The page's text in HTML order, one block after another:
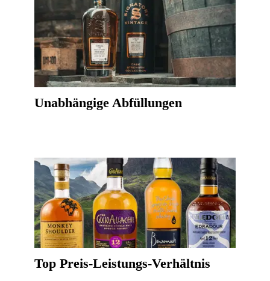
Unabhängige Abfüllungen
Top Preis-Leistungs-Verhältnis